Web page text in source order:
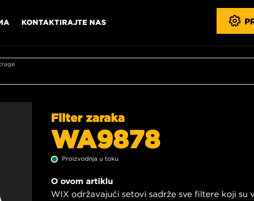
KONTAKTIRAJTE NAS
Filter zaraka
WA9878
Proizvodnja u toku
O ovom artiklu
WIX održavajući setovi sadrže sve filtere koji su